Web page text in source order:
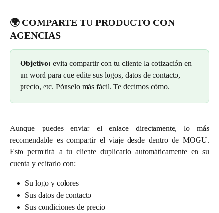
🌍 COMPARTE TU PRODUCTO CON
AGENCIAS
Objetivo: evita compartir con tu cliente la cotización en
un word para que edite sus logos, datos de contacto,
precio, etc. Pónselo más fácil. Te decimos cómo.
Aunque puedes enviar el enlace directamente, lo más
recomendable es compartir el viaje desde dentro de MOGU.
Esto permitirá a tu cliente duplicarlo automáticamente en su
cuenta y editarlo con:
Su logo y colores
Sus datos de contacto
Sus condiciones de precio